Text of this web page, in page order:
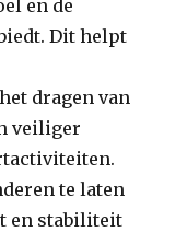
en de
Dit helpt
dragen van
veiliger
te laten
en stabiliteit